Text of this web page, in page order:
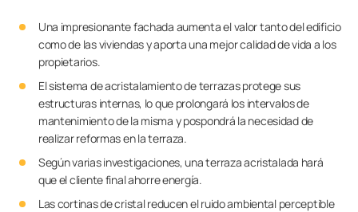
Una impresionante fachada aumenta el valor tanto del edificio
como de las viviendas y aporta una mejor calidad de vida a los
propietarios.
El sistema de acristalamiento de terrazas protege sus
estructuras internas, lo que prolongará los intervalos de
mantenimiento de la misma y pospondrá la necesidad de
realizar reformas en la terraza.
Según varias investigaciones, una terraza acristalada hará
que el cliente final ahorre energía.
Las cortinas de cristal reducen el ruido ambiental perceptible